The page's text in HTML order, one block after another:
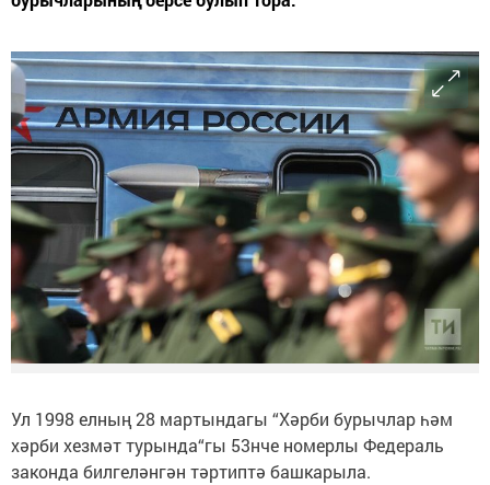
Ул 1998 елның 28 мартындагы “Хәрби бурычлар һәм
хәрби хезмәт турында“гы 53нче номерлы Федераль
законда билгеләнгән тәртиптә башкарыла.